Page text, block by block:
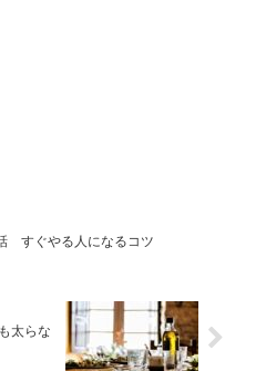
すぐやる人になるコツ
太らな